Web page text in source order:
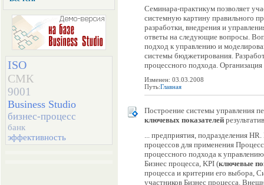
ISO
СМК
9001
Business Studio
бизнес-процесс
банк
эффективность
Семинара-практикум позволяет
системную картину правильного
разработки, внедрения и
ответы на следующие вопросы.
подход к управлению и
системы бюджетирования.
процессного подхода.
Изменен: 03.03.2008
Путь:Главная
Построение системы управления
ключевых показателей
... предприятия, подразделения
процессов для применения
процессного подхода к
Бизнес процесса, KPI (ключевые
процесса и критерии его выбора,
участников Бизнес процесса.